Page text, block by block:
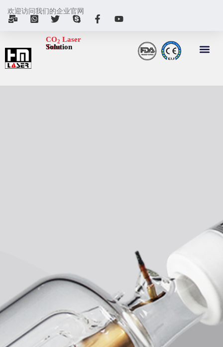
欢迎访问我们的企业官网
CO2 Laser
Tube
Solution